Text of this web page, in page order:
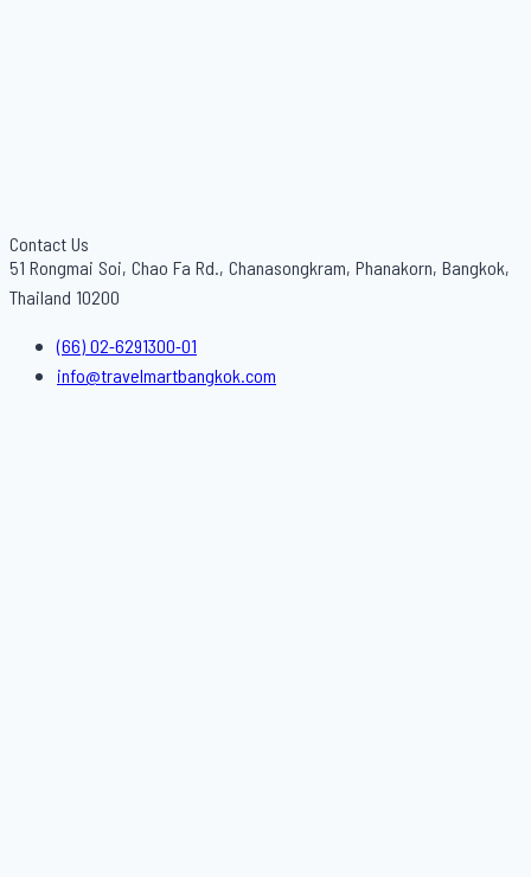
Contact Us
51 Rongmai Soi, Chao Fa Rd., Chanasongkram, Phanakorn, Bangkok,
Thailand 10200
(66) 02-6291300-01
info@travelmartbangkok.com